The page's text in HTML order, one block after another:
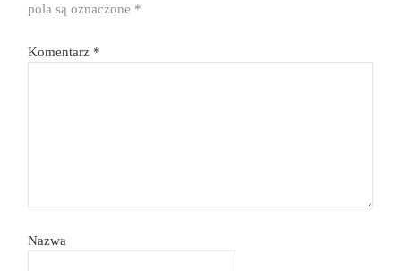
pola są oznaczone *
Komentarz *
Nazwa